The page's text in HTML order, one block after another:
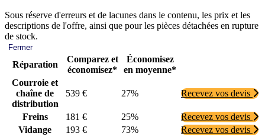
Sous réserve d'erreurs et de lacunes dans le contenu, les prix et les
descriptions de l'offre, ainsi que pour les pièces détachées en rupture
de stock.
Fermer
Réparation
Comparez et
économisez*
Économisez
en moyenne*
Courroie et
chaîne de
distribution
539 € 27% Recevez vos devis
Freins 181 € 25%
Recevez vos devis
Vidange
193 € 73%
Recevez vos devis